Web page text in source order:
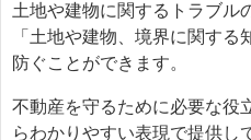
土地や建物に関するトラブル
「土地や建物、境界に関す
防ぐことができます。
不動産を守るために必要な役
らわかりやすい表現で提供し